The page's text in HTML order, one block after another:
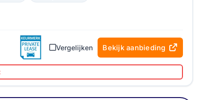
Vergelijken Bekijk aanbieding